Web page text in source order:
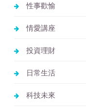
性事歡愉
情愛講座
投資理財
日常生活
科技未來